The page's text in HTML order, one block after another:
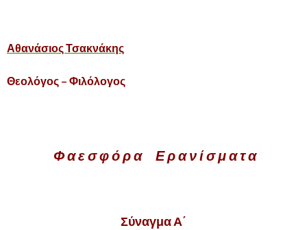
Αθανάσιος Τσακνάκης
Θεολόγος – Φιλόλογος
Φ α ε σ φ ό ρ α Ε ρ α ν ί σ μ α τ α
Σύναγμα Α΄